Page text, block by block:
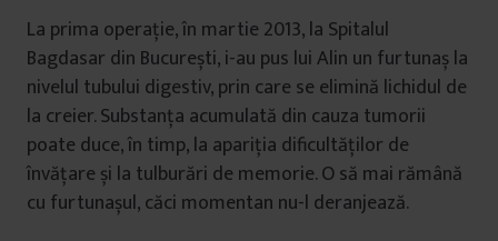
La prima operație, în martie 2013, la Spitalul
Bagdasar din București, i-au pus lui Alin un furtunaș la
nivelul tubului digestiv, prin care se elimină lichidul de
la creier. Substanța acumulată din cauza tumorii
poate duce, în timp, la apariția dificultăților de
învățare și la tulburări de memorie. O să mai rămână
cu furtunașul, căci momentan nu-l deranjează.